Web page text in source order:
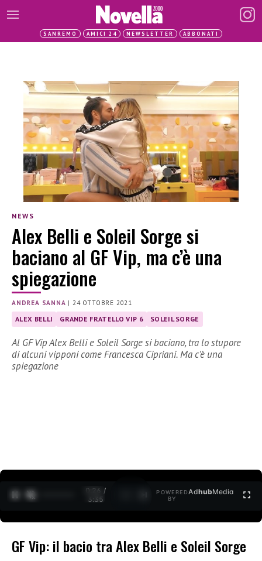
SANREMO AMICI 24 NEWSLETTER ABBONATI
NEWS
Alex Belli e Soleil Sorge si
baciano al GF Vip, ma c’è una
spiegazione
ANDREA SANNA |24 OTTOBRE 2021
ALEX BELLI GRANDE FRATELLO VIP 6 SOLEIL SORGE
Al GF Vip Alex Belli e Soleil Sorge si baciano, tra lo stupore
di alcuni vipponi come Francesca Cipriani. Ma c’è una
spiegazione
0:27 /
3:35
POWERED
BY
AdhubMedia
GF Vip: il bacio tra Alex Belli e Soleil Sorge